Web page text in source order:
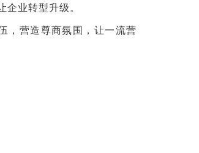
业转型升级。
，营造尊商氛围，让一流营